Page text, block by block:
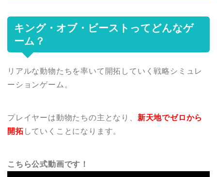
キング・オブ・ビーストってどんなゲ
ーム？
リアルな動物たちを率いて開拓していく戦略シミュレ
ーションゲーム。
プレイヤーは動物たちの主となり、 新天地でゼロから
開拓 していくことになります。
こちら公式動画です！